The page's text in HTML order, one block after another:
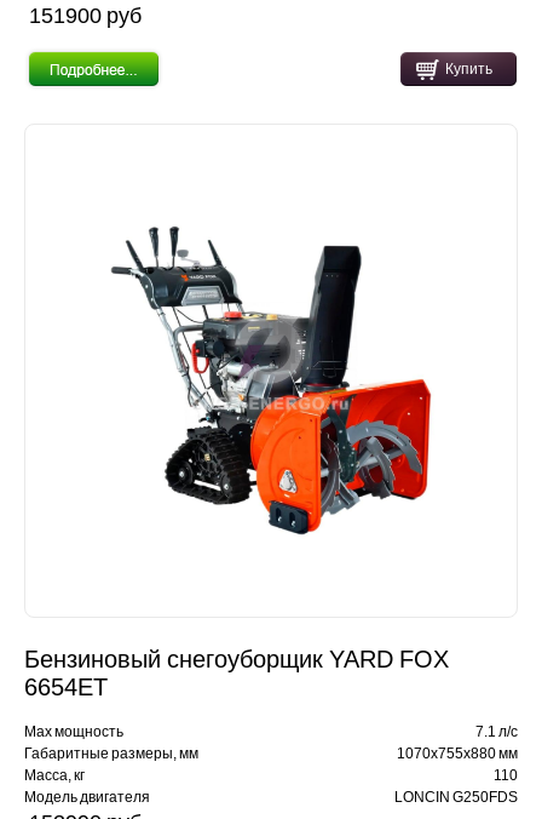
151900 pуб
Купить
Бензиновый снегоуборщик YARD FOX
6654ET
Max мощность
7.1 л/с
Габаритные размеры, мм
1070х755х880 мм
Масса, кг
110
Модель двигателя
LONCIN G250FDS